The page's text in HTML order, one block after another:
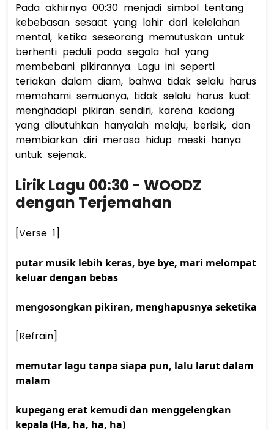
Pada akhirnya 00:30 menjadi simbol tentang
kebebasan sesaat yang lahir dari kelelahan
mental, ketika seseorang memutuskan untuk
berhenti peduli pada segala hal yang
membebani pikirannya. Lagu ini seperti
teriakan dalam diam, bahwa tidak selalu harus
memahami semuanya, tidak selalu harus kuat
menghadapi pikiran sendiri, karena kadang
yang dibutuhkan hanyalah melaju, berisik, dan
membiarkan diri merasa hidup meski hanya
untuk sejenak.
Lirik Lagu 00:30 - WOODZ
dengan Terjemahan
[Verse 1]
putar musik lebih keras, bye bye, mari melompat
keluar dengan bebas
mengosongkan pikiran, menghapusnya seketika
[Refrain]
memutar lagu tanpa siapa pun, lalu larut dalam
malam
kupegang erat kemudi dan menggelengkan
kepala (Ha, ha, ha, ha)